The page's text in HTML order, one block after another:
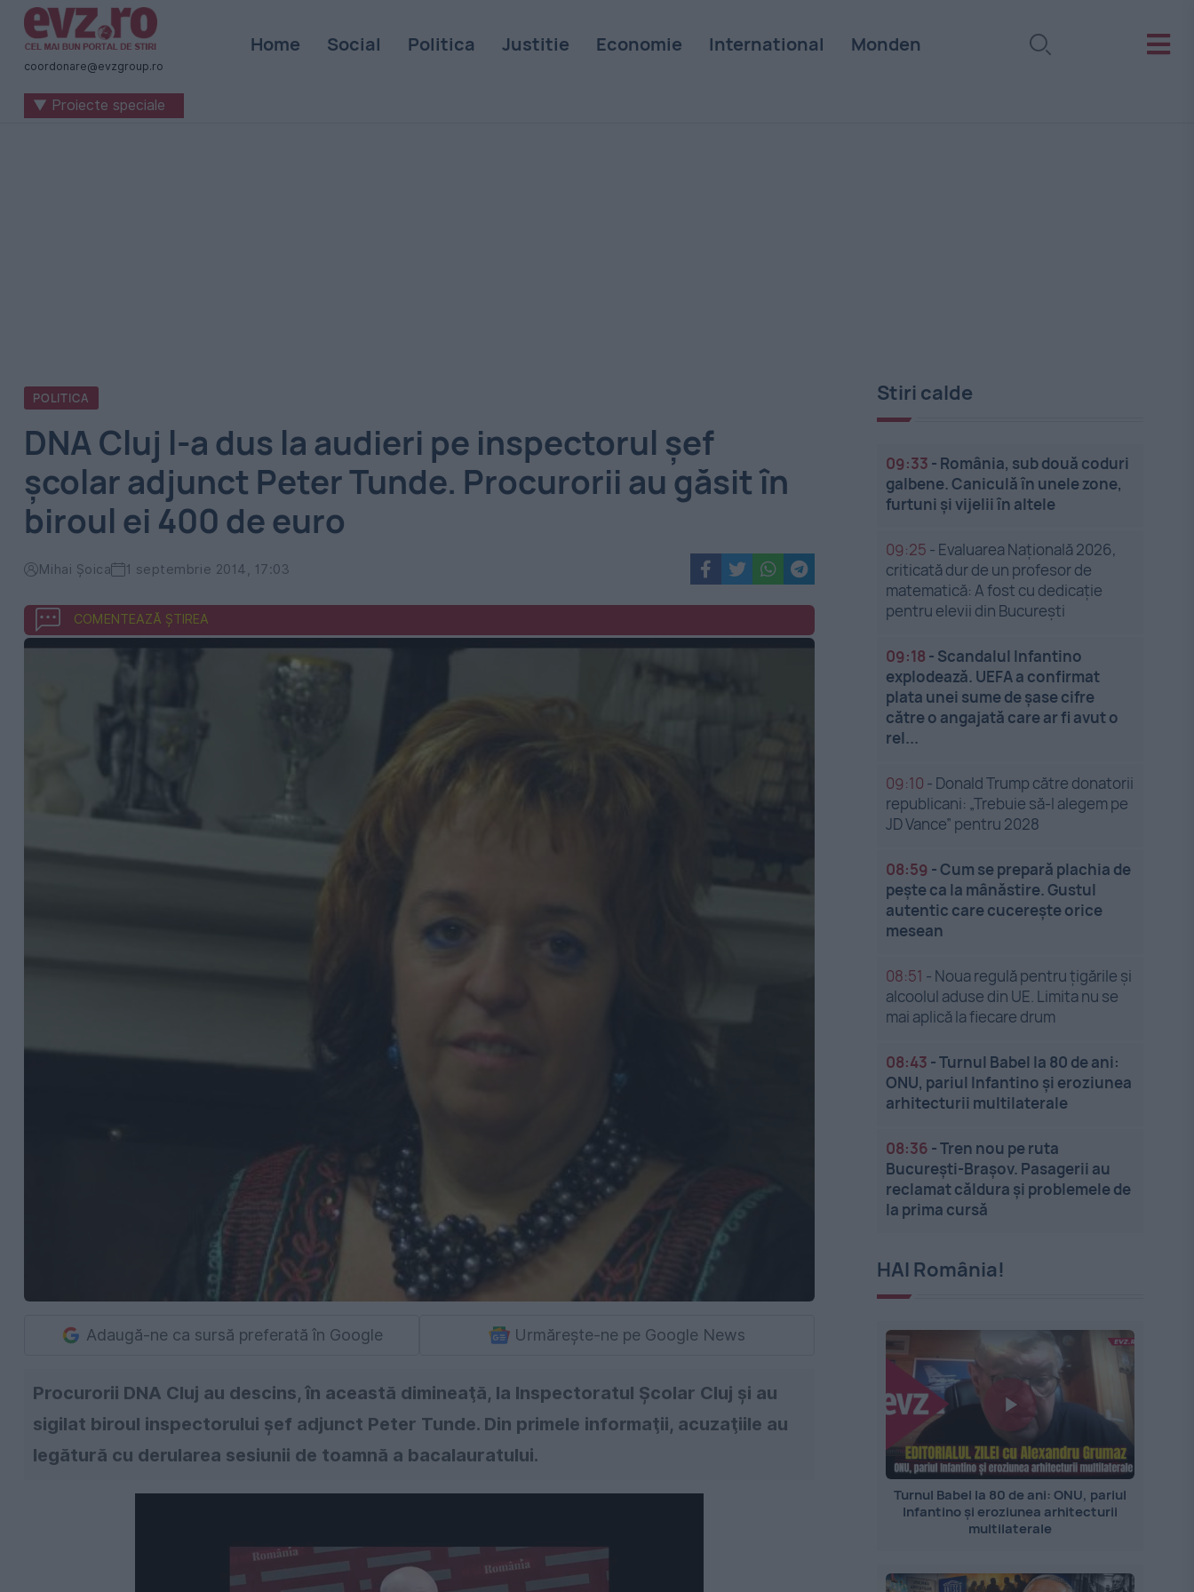
Știri
naționale
internaționale
coordonare@evzgroup.ro
Home Social Politica Justitie Economie International Monden
▼ Proiecte speciale
POLITICA
DNA Cluj l-a dus la audieri pe inspectorul şef
şcolar adjunct Peter Tunde. Procurorii au găsit în
biroul ei 400 de euro
Mihai Şoica 1 septembrie 2014, 17:03
COMENTEAZĂ ȘTIREA
Adaugă-ne ca sursă preferată în Google Urmărește-ne pe Google News
Procurorii DNA Cluj au descins, în această dimineaţă, la Inspectoratul Şcolar Cluj şi au
sigilat biroul inspectorului şef adjunct Peter Tunde. Din primele informaţii, acuzaţiile au
legătură cu derularea sesiunii de toamnă a bacalauratului.
Stiri calde
09:33 - România, sub două coduri
galbene. Caniculă în unele zone,
furtuni și vijelii în altele
09:25 - Evaluarea Națională 2026,
criticată dur de un profesor de
matematică: A fost cu dedicație
pentru elevii din București
09:18 - Scandalul Infantino
explodează. UEFA a confirmat
plata unei sume de șase cifre
către o angajată care ar fi avut o
rel...
09:10 - Donald Trump către donatorii
republicani: „Trebuie să-l alegem pe
JD Vance” pentru 2028
08:59 -Cum se prepară plachia de
pește ca la mânăstire. Gustul
autentic care cucerește orice
mesean
08:51 - Noua regulă pentru țigările și
alcoolul aduse din UE. Limita nu se
mai aplică la fiecare drum
08:43 -Turnul Babel la 80 de ani:
ONU, pariul Infantino și eroziunea
arhitecturii multilaterale
08:36 -Tren nou pe ruta
București-Brașov. Pasagerii au
reclamat căldura și problemele de
la prima cursă
HAI România!
Turnul Babel la 80 de ani: ONU, pariul
Infantino și eroziunea arhitecturii
multilaterale